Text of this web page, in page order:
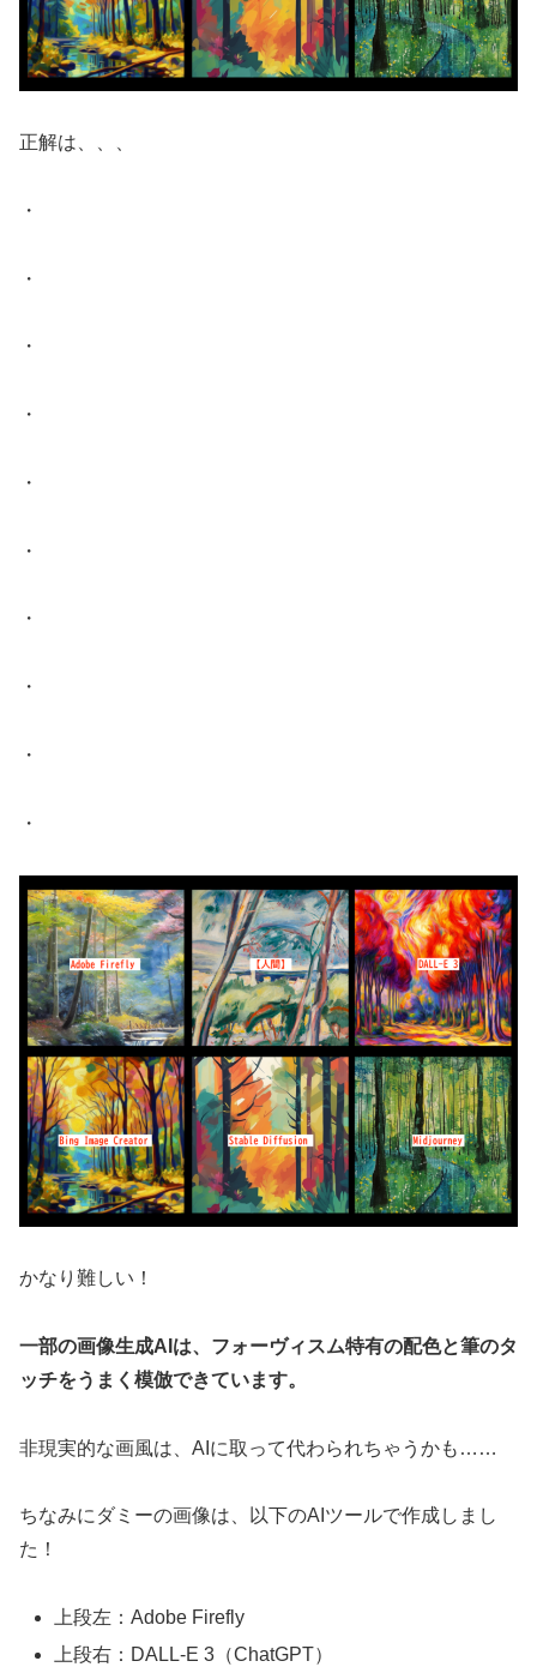
正解は、、、
・
・
・
・
・
・
・
・
・
・
かなり難しい！
一部の画像生成AIは、フォーヴィスム特有の配色と筆のタ
ッチをうまく模倣できています。
非現実的な画風は、AIに取って代わられちゃうかも……
ちなみにダミーの画像は、以下のAIツールで作成しまし
た！
上段左：Adobe Firefly
上段右：DALL-E 3（ChatGPT）